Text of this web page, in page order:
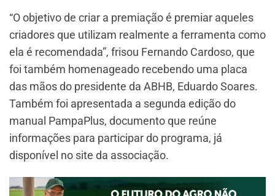
“O objetivo de criar a premiação é premiar aqueles
criadores que utilizam realmente a ferramenta como
ela é recomendada”, frisou Fernando Cardoso, que
foi também homenageado recebendo uma placa
das mãos do presidente da ABHB, Eduardo Soares.
Também foi apresentada a segunda edição do
manual PampaPlus, documento que reúne
informações para participar do programa, já
disponível no site da associação.